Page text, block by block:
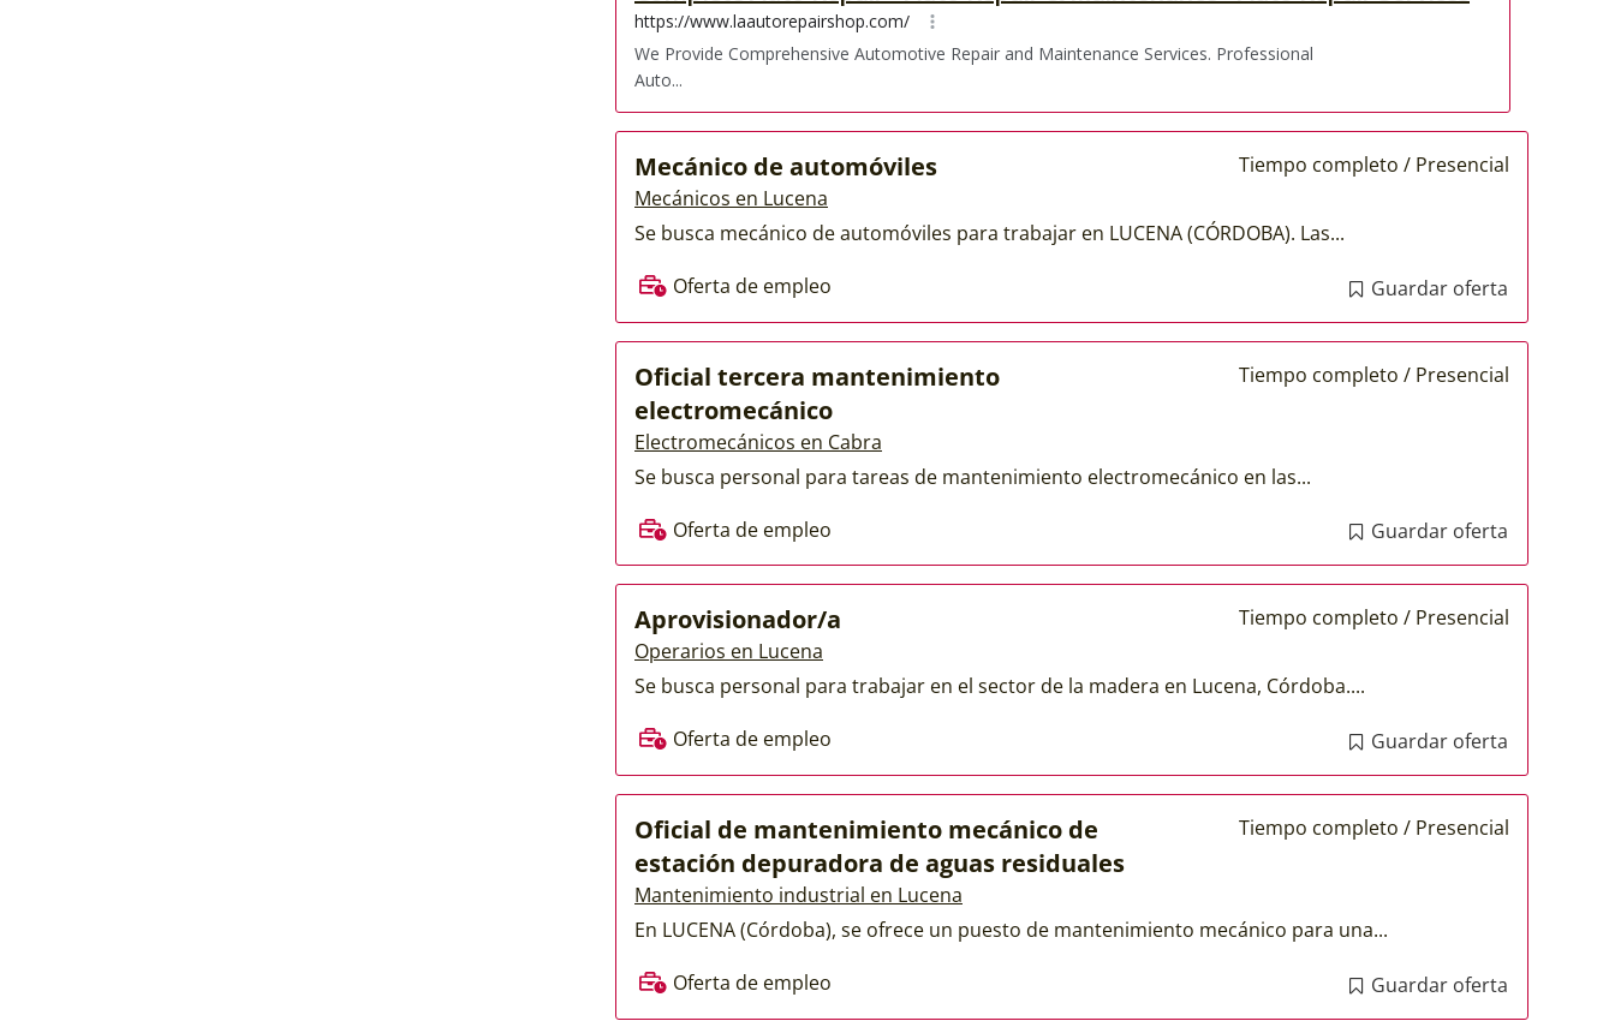
Mecánico de automóviles
Mecánicos en Lucena
Tiempo completo / Presencial
Se busca mecánico de automóviles para trabajar en LUCENA (CÓRDOBA). Las...
Oferta de empleo
Guardar oferta
Oficial tercera mantenimiento
electromecánico
Electromecánicos en Cabra
Tiempo completo / Presencial
Se busca personal para tareas de mantenimiento electromecánico en las...
Oferta de empleo
Guardar oferta
Aprovisionador/a
Operarios en Lucena
Tiempo completo / Presencial
Se busca personal para trabajar en el sector de la madera en Lucena, Córdoba....
Oferta de empleo
Guardar oferta
Oficial de mantenimiento mecánico de
estación depuradora de aguas residuales
Mantenimiento industrial en Lucena
Tiempo completo / Presencial
En LUCENA (Córdoba), se ofrece un puesto de mantenimiento mecánico para una...
Oferta de empleo
Guardar oferta